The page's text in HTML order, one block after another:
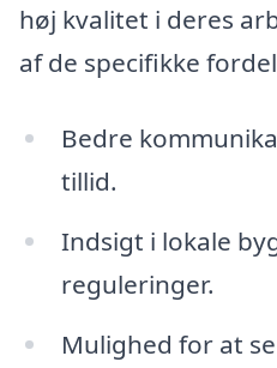
høj kvalitet i deres
af de specifikke
Bedre
tillid.
Indsigt i lokale
reguleringer.
Mulighed for at